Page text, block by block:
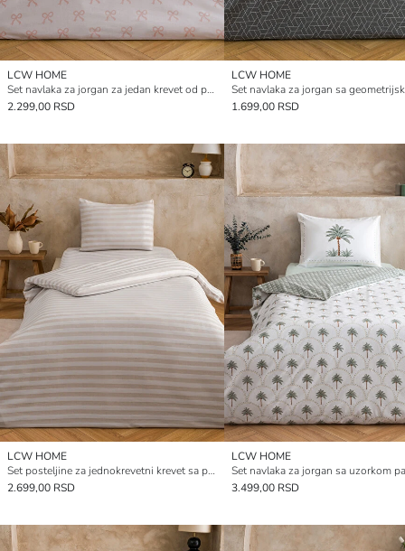
LCW HOME
Set navlaka za jorgan za jedan krevet od pamučnog materijala sa uzorkom
2.299,00 RSD
LCW HOME
1.699,00 RSD
LCW HOME
Set posteljine za jednokrevetni krevet sa prugama
2.699,00 RSD
LCW HOME
3.499,00 RSD